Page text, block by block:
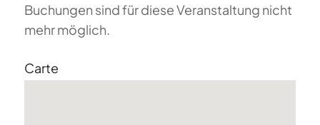
Buchungen sind für diese Veranstaltung nicht
mehr möglich.
Carte